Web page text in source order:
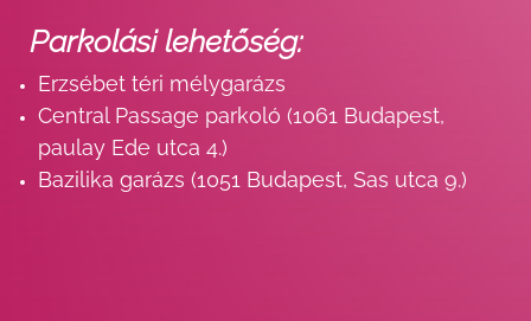
Parkolási lehetőség:
Erzsébet téri mélygarázs
Central Passage parkoló (1061 Budapest,
paulay Ede utca 4.)
Bazilika garázs (1051 Budapest, Sas utca 9.)